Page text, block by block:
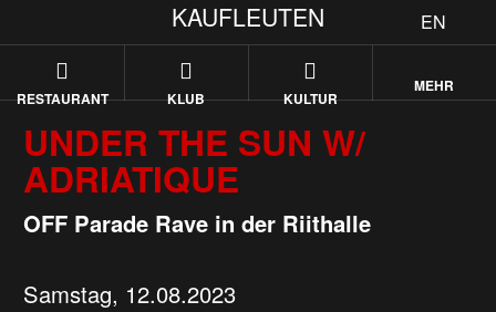
EN
KAUFLEUTEN
RESTAURANT KLUB KULTUR
MEHR
UNDER THE SUN W/
ADRIATIQUE
OFF Parade Rave in der Riithalle
Samstag, 12.08.2023